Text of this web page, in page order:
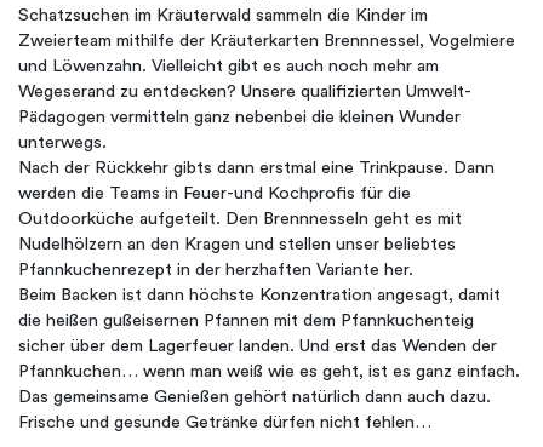
Schatzsuchen im Kräuterwald sammeln die Kinder im
Zweierteam mithilfe der Kräuterkarten Brennnessel, Vogelmiere
und Löwenzahn. Vielleicht gibt es auch noch mehr am
Wegeserand zu entdecken? Unsere qualifizierten Umwelt-
Pädagogen vermitteln ganz nebenbei die kleinen Wunder
unterwegs.
Nach der Rückkehr gibts dann erstmal eine Trinkpause. Dann
werden die Teams in Feuer-und Kochprofis für die
Outdoorküche aufgeteilt. Den Brennnesseln geht es mit
Nudelhölzern an den Kragen und stellen unser beliebtes
Pfannkuchenrezept in der herzhaften Variante her.
Beim Backen ist dann höchste Konzentration angesagt, damit
die heißen gußeisernen Pfannen mit dem Pfannkuchenteig
sicher über dem Lagerfeuer landen. Und erst das Wenden der
Pfannkuchen… wenn man weiß wie es geht, ist es ganz einfach.
Das gemeinsame Genießen gehört natürlich dann auch dazu.
Frische und gesunde Getränke dürfen nicht fehlen…